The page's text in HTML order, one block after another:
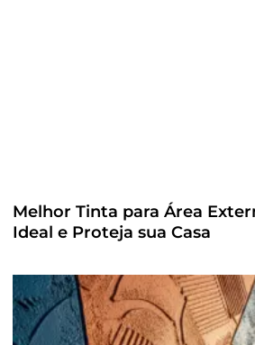
Melhor Tinta para Área
Ideal e Proteja sua Casa